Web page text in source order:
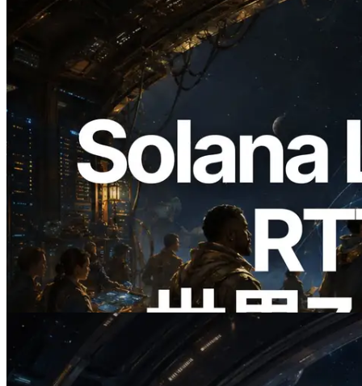
2026.08.05
ERPC、Solana Leader Slot APIを世界7
リージョンのping計測に拡張—
Validators Information APIも公開
この記事を読む